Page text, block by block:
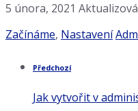
5 února, 2021
Kategorie:
Začínáme, Nastavení
Předchozí
Jak vytvořit v